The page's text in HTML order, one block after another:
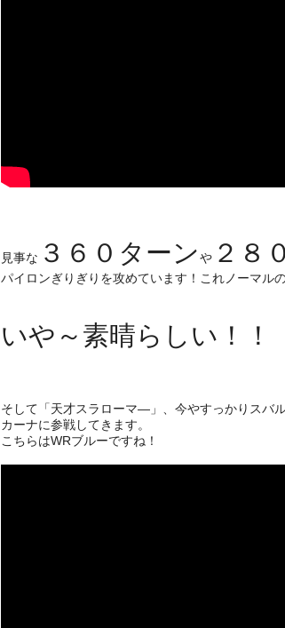
見事な ３６０ターンや ２８
パイロンぎりぎりを攻めています！これノーマル
いや～素晴らしい！！
そして「天才スラローマ―」、今やすっかりスバ
カーナに参戦してきます。
こちらはWRブルーですね！